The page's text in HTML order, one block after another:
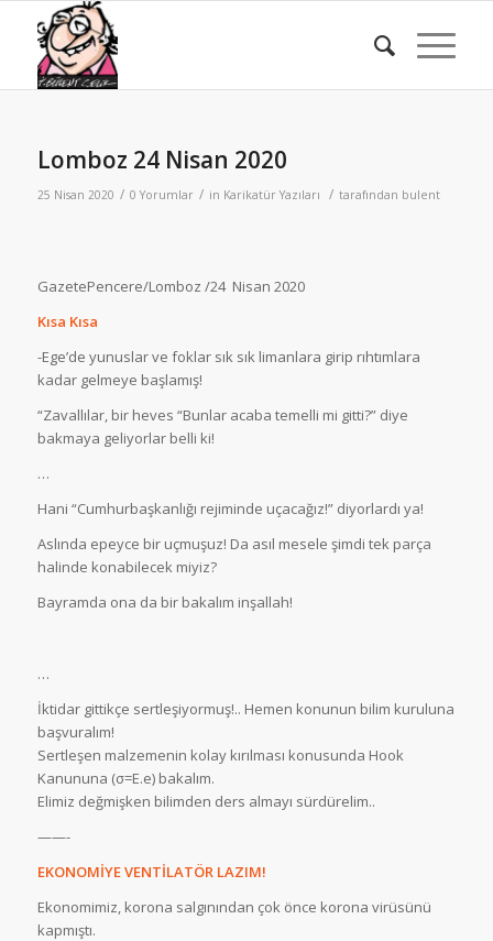
Lomboz 24 Nisan 2020
25 Nisan 2020 / 0 Yorumlar / in Karikatür Yazıları / tarafından bulent
GazetePencere/Lomboz /24 Nisan 2020
Kısa Kısa
-Ege’de yunuslar ve foklar sık sık limanlara girip rıhtımlara
kadar gelmeye başlamış!
“Zavallılar, bir heves “Bunlar acaba temelli mi gitti?” diye
bakmaya geliyorlar belli ki!
…
Hani “Cumhurbaşkanlığı rejiminde uçacağız!” diyorlardı ya!
Aslında epeyce bir uçmuşuz! Da asıl mesele şimdi tek parça
halinde konabilecek miyiz?
Bayramda ona da bir bakalım inşallah!
…
İktidar gittikçe sertleşiyormuş!.. Hemen konunun bilim kuruluna
başvuralım!
Sertleşen malzemenin kolay kırılması konusunda Hook
Kanununa (σ=E.e) bakalım.
Elimiz değmişken bilimden ders almayı sürdürelim..
——-
EKONOMİYE VENTİLATÖR LAZIM!
Ekonomimiz, korona salgınından çok önce korona virüsünü
kapmıştı.